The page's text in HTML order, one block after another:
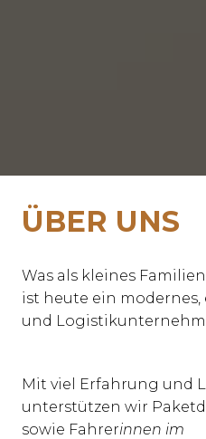
ÜBER UNS
Was als kleines
ist heute ein
Mit viel Erfahrung und
unterstützen wir
sowie Fahrerinnen im